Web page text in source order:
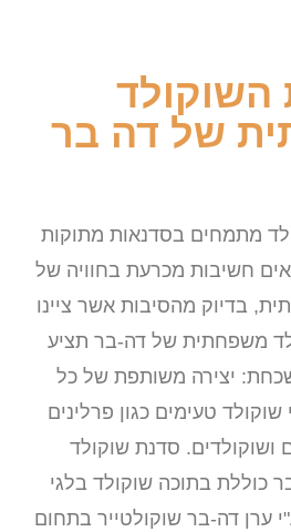
השוקולד
של דה בר
מתמחים בסדנאות מתוקות
חשיבות מכרעת בחוויה של
בדיוק מהסיבות אשר ציינו
משפחתית של דה-בר תציע
יצירה משותפת של כל
טעימים כגון פרלינים
ושוקולדים. סדנת שוקולד
כוללת בתוכה שוקולד בלגי
ערן דה-בר שוקולטייר בתחום